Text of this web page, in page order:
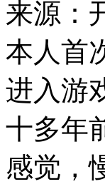
来源：
本人首
进入游
十多年
感觉，